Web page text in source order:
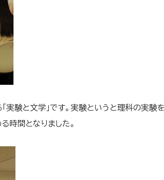
験と文学」です。実験というと理科の実験
時間となりました。